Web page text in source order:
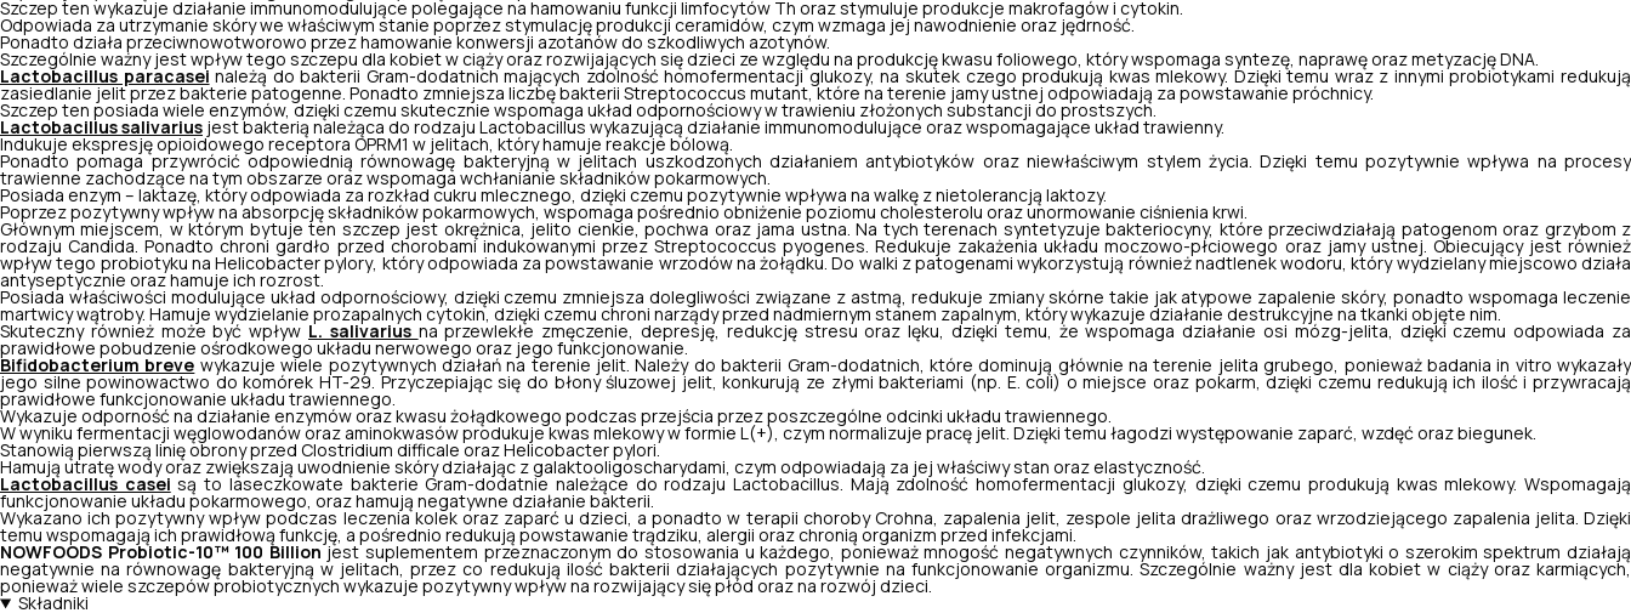
Szczep ten wykazuje działanie immunomodulujące polegające na hamowaniu funkcji limfocytów Th oraz stymuluje produkcje makrofagów i cytokin.
Odpowiada za utrzymanie skóry we właściwym stanie poprzez stymulację produkcji ceramidów, czym wzmaga jej nawodnienie oraz jędrność.
Ponadto działa przeciwnowotworowo przez hamowanie konwersji azotanów do szkodliwych azotynów.
Szczególnie ważny jest wpływ tego szczepu dla kobiet w ciąży oraz rozwijających się dzieci ze względu na produkcję kwasu foliowego, który wspomaga syntezę, naprawę oraz metyzację DNA.
Lactobacillus paracasei należą do bakterii Gram-dodatnich mających zdolność homofermentacji glukozy, na skutek czego produkują kwas mlekowy. Dzięki temu wraz z innymi probiotykami redukują
zasiedlanie jelit przez bakterie patogenne. Ponadto zmniejsza liczbę bakterii Streptococcus mutant, które na terenie jamy ustnej odpowiadają za powstawanie próchnicy.
Szczep ten posiada wiele enzymów, dzięki czemu skutecznie wspomaga układ odpornościowy w trawieniu złożonych substancji do prostszych.
Lactobacillus salivarius jest bakterią należąca do rodzaju Lactobacillus wykazującą działanie immunomodulujące oraz wspomagające układ trawienny.
Indukuje ekspresję opioidowego receptora OPRM1 w jelitach, który hamuje reakcje bólową.
Ponadto pomaga przywrócić odpowiednią równowagę bakteryjną w jelitach uszkodzonych działaniem antybiotyków oraz niewłaściwym stylem życia. Dzięki temu pozytywnie wpływa na procesy
trawienne zachodzące na tym obszarze oraz wspomaga wchłanianie składników pokarmowych.
Posiada enzym – laktazę, który odpowiada za rozkład cukru mlecznego, dzięki czemu pozytywnie wpływa na walkę z nietolerancją laktozy.
Poprzez pozytywny wpływ na absorpcję składników pokarmowych, wspomaga pośrednio obniżenie poziomu cholesterolu oraz unormowanie ciśnienia krwi.
Głównym miejscem, w którym bytuje ten szczep jest okrężnica, jelito cienkie, pochwa oraz jama ustna. Na tych terenach syntetyzuje bakteriocyny, które przeciwdziałają patogenom oraz grzybom z
rodzaju Candida. Ponadto chroni gardło przed chorobami indukowanymi przez Streptococcus pyogenes . Redukuje zakażenia układu moczowo-płciowego oraz jamy ustnej. Obiecujący jest również
wpływ tego probiotyku na Helicobacter pylory, który odpowiada za powstawanie wrzodów na żołądku. Do walki z patogenami wykorzystują również nadtlenek wodoru, który wydzielany miejscowo działa
antyseptycznie oraz hamuje ich rozrost.
Posiada właściwości modulujące układ odpornościowy, dzięki czemu zmniejsza dolegliwości związane z astmą, redukuje zmiany skórne takie jak atypowe zapalenie skóry, ponadto wspomaga leczenie
martwicy wątroby. Hamuje wydzielanie prozapalnych cytokin, dzięki czemu chroni narządy przed nadmiernym stanem zapalnym, który wykazuje działanie destrukcyjne na tkanki objęte nim.
Skuteczny również może być wpływ L. salivarius na przewlekłe zmęczenie, depresję, redukcję stresu oraz lęku, dzięki temu, że wspomaga działanie osi mózg-jelita, dzięki czemu odpowiada za
prawidłowe pobudzenie ośrodkowego układu nerwowego oraz jego funkcjonowanie.
Bifidobacterium breve wykazuje wiele pozytywnych działań na terenie jelit. Należy do bakterii Gram-dodatnich, które dominują głównie na terenie jelita grubego, ponieważ badania in vitro wykazały
jego silne powinowactwo do komórek HT-29. Przyczepiając się do błony śluzowej jelit, konkurują ze złymi bakteriami (np. E. coli) o miejsce oraz pokarm, dzięki czemu redukują ich ilość i przywracają
prawidłowe funkcjonowanie układu trawiennego.
Wykazuje odporność na działanie enzymów oraz kwasu żołądkowego podczas przejścia przez poszczególne odcinki układu trawiennego.
W wyniku fermentacji węglowodanów oraz aminokwasów produkuje kwas mlekowy w formie L(+), czym normalizuje pracę jelit. Dzięki temu łagodzi występowanie zaparć, wzdęć oraz biegunek.
Stanowią pierwszą linię obrony przed Clostridium difficale oraz Helicobacter pylori.
Hamują utratę wody oraz zwiększają uwodnienie skóry działając z galaktooligoscharydami, czym odpowiadają za jej właściwy stan oraz elastyczność.
Lactobacillus casei są to laseczkowate bakterie Gram-dodatnie należące do rodzaju Lactobacillus . Mają zdolność homofermentacji glukozy, dzięki czemu produkują kwas mlekowy. Wspomagają
funkcjonowanie układu pokarmowego, oraz hamują negatywne działanie bakterii.
Wykazano ich pozytywny wpływ podczas leczenia kolek oraz zaparć u dzieci, a ponadto w terapii choroby Crohna, zapalenia jelit, zespole jelita drażliwego oraz wrzodziejącego zapalenia jelita. Dzięki
temu wspomagają ich prawidłową funkcję, a pośrednio redukują powstawanie trądziku, alergii oraz chronią organizm przed infekcjami.
NOWFOODS Probiotic-10™ 100 Billion jest suplementem przeznaczonym do stosowania u każdego, ponieważ mnogość negatywnych czynników, takich jak antybiotyki o szerokim spektrum działają
negatywnie na równowagę bakteryjną w jelitach, przez co redukują ilość bakterii działających pozytywnie na funkcjonowanie organizmu. Szczególnie ważny jest dla kobiet w ciąży oraz karmiących,
ponieważ wiele szczepów probiotycznych wykazuje pozytywny wpływ na rozwijający się płód oraz na rozwój dzieci.
Składniki